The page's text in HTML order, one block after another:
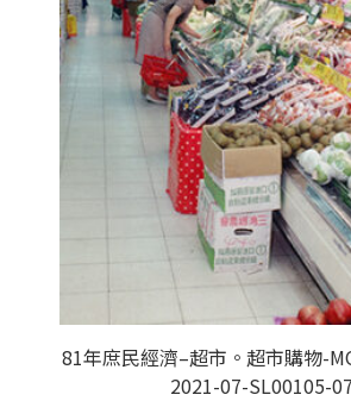
81年庶民經濟–超市。超市購物-
2021-07-SL00105-